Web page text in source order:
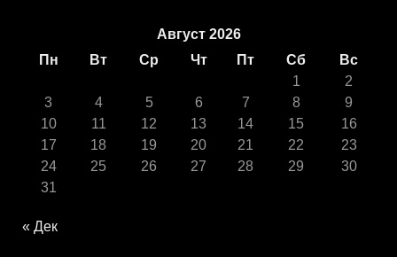
Август 2026
Пн
Вт Ср Чт Пт Сб
Вс
1
2
3
4 5 6 7 8
9
10
11 12 13 14 15
16
17
18 19 20 21 22
23
24
25 26 27 28 29
30
31
« Дек